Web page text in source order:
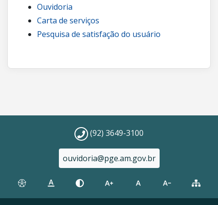
Ouvidoria
Carta de serviços
Pesquisa de satisfação do usuário
(92) 3649-3100
ouvidoria@pge.am.gov.br